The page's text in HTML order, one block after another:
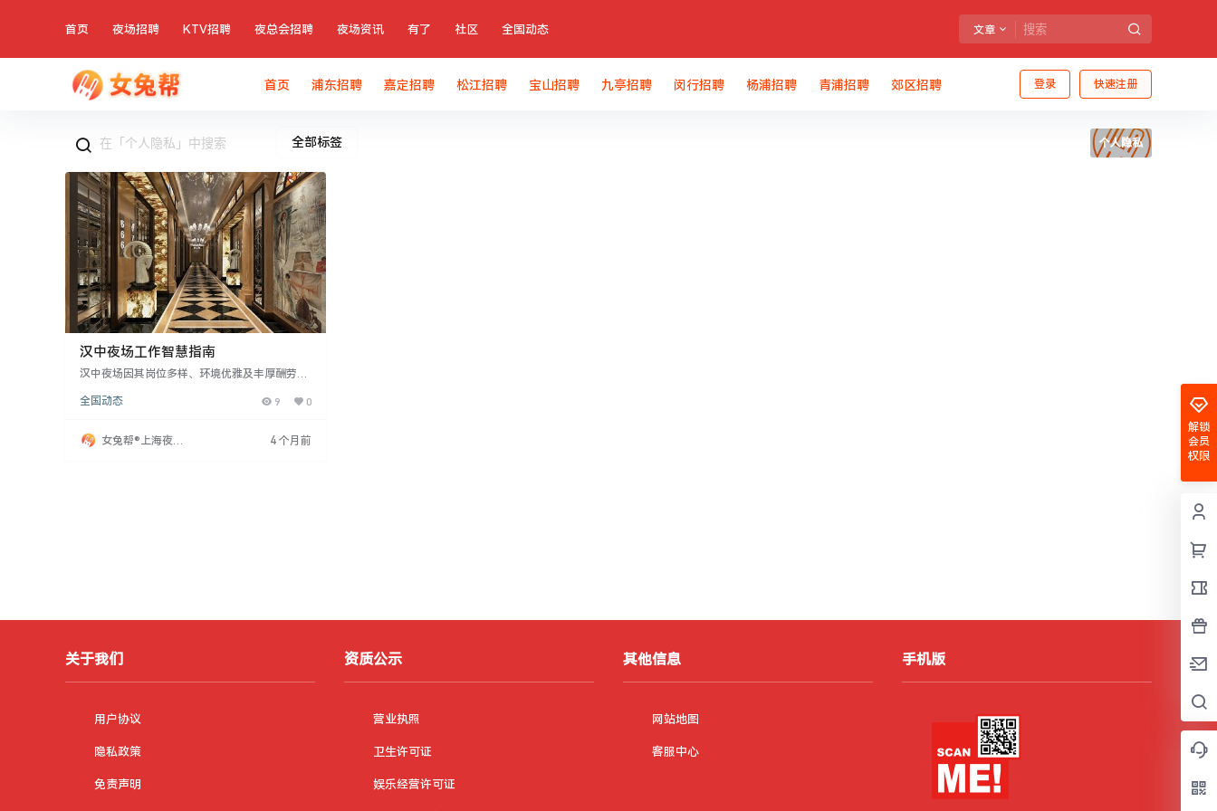
首页 夜场招聘 KTV招聘 夜总会招聘 夜场资讯 有了 社区 全国动态 文章
登录 快速注册
首页 浦东招聘 嘉定招聘 松江招聘 宝山招聘 九亭招聘 闵行招聘 杨浦招聘 青浦招聘 郊区招聘
全部标签 个人隐私
汉中夜场工作智慧指南
汉中夜场因其岗位多样、环境优雅及丰厚酬劳吸
明应对。首先，保护个人隐私至关重要，避免向
神秘感和主见。其次，面对形形色色的客人，需
灵活应对，尤其对无理要求，应采取委婉方式处
全国动态 9 0
女兔帮®上海夜场
4 个月前
解锁
会员
权限
关于我们
用户协议
隐私政策
免责声明
资质公示
营业执照
卫生许可证
娱乐经营许可证
其他信息
网站地图
客服中心
手机版